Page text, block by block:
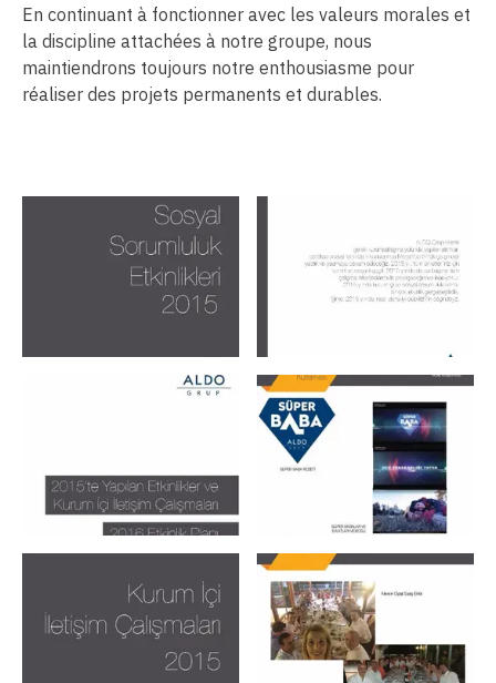
En continuant à fonctionner avec les valeurs morales et
la discipline attachées à notre groupe, nous
maintiendrons toujours notre enthousiasme pour
réaliser des projets permanents et durables.